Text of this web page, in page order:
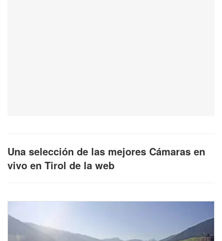
Una selección de las mejores Cámaras en
vivo en Tirol de la web